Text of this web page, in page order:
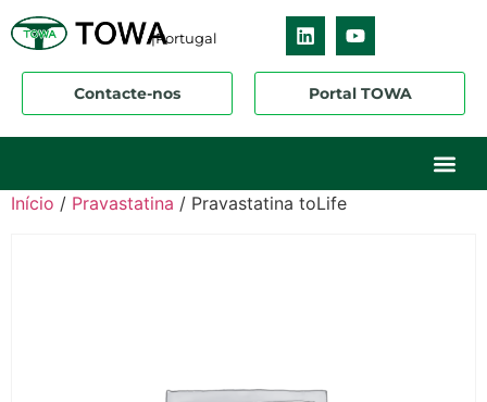
|Portugal
Contacte-nos Portal TOWA
Início / Pravastatina / Pravastatina toLife